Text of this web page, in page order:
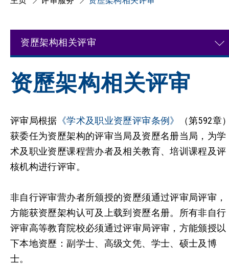
资歷架构相关评审
资歷架构相关评审
评审局根据 《学术及职业资歷评审条例》
（第592章
获委任为资歷架构的评审当局及资歷名册当局，为学
术及职业资歷课程营办者及相关教育、培训课程及评
核机构进行评审。
非自行评审营办者所颁授的资歷须通过评审局评审，
方能获资歷架构认可及上载到资歷名册。所有非自行
评审高等教育院校必须通过评审局评审，方能颁授以
下本地资歷：副学士、高级文凭、学士、硕士及博
士。